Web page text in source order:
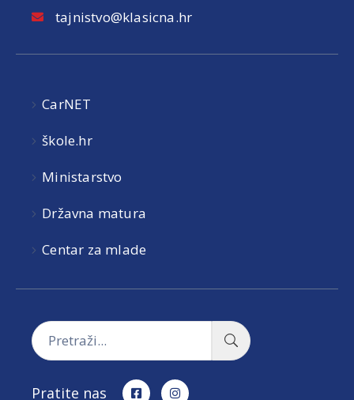
tajnistvo@klasicna.hr
CarNET
škole.hr
Ministarstvo
Državna matura
Centar za mlade
Pratite nas